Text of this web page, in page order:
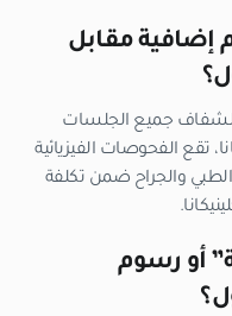
مقابل
جميع الجلسات
الفحوصات الفيزيائية
والجراح ضمن تكلفة
أو رسوم